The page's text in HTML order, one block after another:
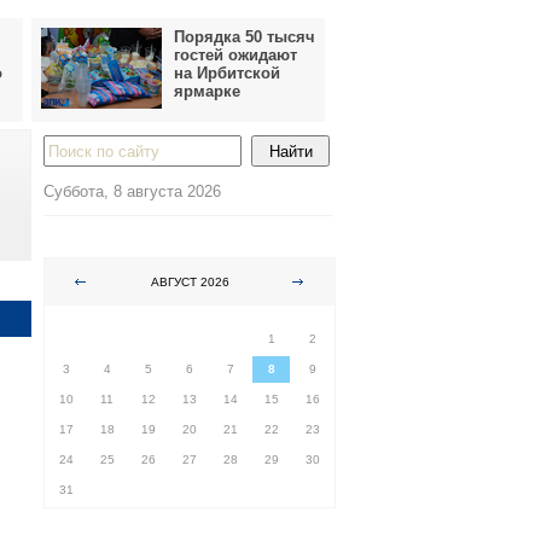
Порядка 50 тысяч
гостей ожидают
на Ирбитской
ярмарке
Суббота, 8 августа 2026
АВГУСТ 2026
1
2
3 4 5 6 7 8 9
10 11 12 13 14 15 16
17 18 19 20 21 22 23
24 25 26 27 28 29 30
31